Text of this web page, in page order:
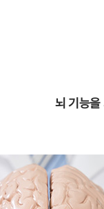
뇌 기능을